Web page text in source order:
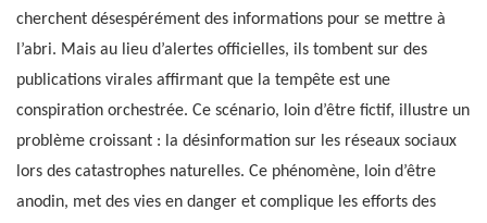
cherchent désespérément des informations pour se mettre à
l’abri. Mais au lieu d’alertes officielles, ils tombent sur des
publications virales affirmant que la tempête est une
conspiration orchestrée. Ce scénario, loin d’être fictif, illustre un
problème croissant : la désinformation sur les réseaux sociaux
lors des catastrophes naturelles. Ce phénomène, loin d’être
anodin, met des vies en danger et complique les efforts des